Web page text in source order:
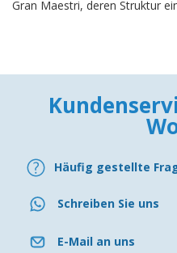
Gran Maestri, deren Struktur
Häufig gestellte
Schreiben Sie uns
E-Mail an uns